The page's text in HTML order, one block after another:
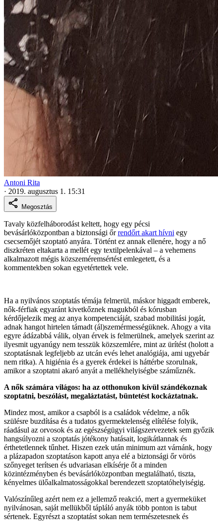
Antoni Rita
· 2019. augusztus 1. 15:31
Megosztás
Tavaly közfelháborodást keltett, hogy egy pécsi
bevásárlóközpontban a biztonsági őrrendőrt akart hívni egy
csecsemőjét szoptató anyára. Történt ez annak ellenére, hogy a nő
diszkréten eltakarta a mellét egy textilpelenkával – a vehemens
alkalmazott mégis közszeméremsértést emlegetett, és a
kommentekben sokan egyetértettek vele.
Ha a nyilvános szoptatás témája felmerül, máskor higgadt emberek,
nők-férfiak egyaránt kivetkőznek magukból és kórusban
kérdőjelezik meg az anya kompetenciáját, szabad mobilitási jogát,
adnak hangot hirtelen támadt (ál)szemérmességüknek. Ahogy a vita
egyre ádázabbá válik, olyan érvek is felmerülnek, amelyek szerint az
ilyesmit ugyanúgy nem tesszük közszemlére, mint az ürítést (holott a
szoptatásnak legfeljebb az utcán evés lehet analógiája, ami ugyebár
nem ritka). A higiénia és a gyerek érdekei is háttérbe szorulnak,
amikor a szoptatni akaró anyát a mellékhelyiségbe száműznék.
A nők számára világos: ha az otthonukon kívül szándékoznak
szoptatni, beszólást, megaláztatást, büntetést kockáztatnak.
Mindez most, amikor a csapból is a családok védelme, a nők
szülésre buzdítása és a tudatos gyermektelenség elítélése folyik,
ráadásul az orvosok és az egészségügyi világszervezetek sem győzik
hangsúlyozni a szoptatás jótékony hatásait, logikátlannak és
érthetetlennek tűnhet. Hiszen ezek után minimum azt várnánk, hogy
a plázapadon szoptatáson kapott anya elé a biztonsági őr vörös
szőnyeget terítsen és udvariasan elkísérje őt a minden
közintézményben és bevásárlóközpontban megtalálható, tiszta,
kényelmes ülőalkalmatosságokkal berendezett szoptatóhelyiségig.
Valószínűleg azért nem ez a jellemző reakció, mert a gyermeküket
nyilvánosan, saját mellükből tápláló anyák több ponton is tabut
sértenek. Egyrészt a szoptatást sokan nem természetesnek és